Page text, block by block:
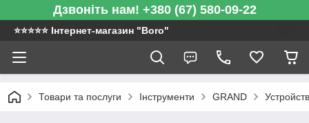
Дзвоніть нам! +380 (67) 580-09-22
⭐️⭐️⭐️⭐️⭐️ Інтернет-магазин "Boro"
Товари та послуги Інструменти GRAND